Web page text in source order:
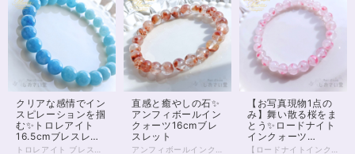
クリアな感情でイン
スピレーションを掴
む✨トロレアイト
16.5cmブレスレッ
ト
直感と癒やしの石✨
アンフィボールイン
クォーツ16cmブレ
スレット
【お写真現物1点の
み】舞い散る桜をま
とう✨ロードナイト
インクォーツ
16.5cmブレスレッ